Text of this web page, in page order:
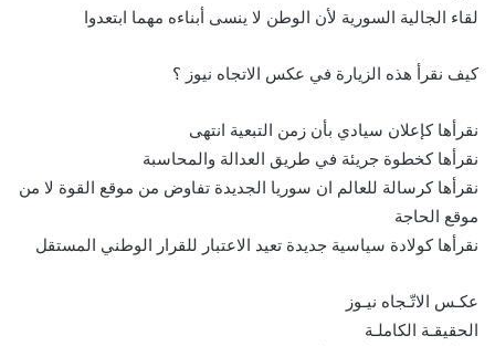
لقاء الجالية السورية لأن الوطن لا ينسى أبناءه مهما ابتعدوا
كيف نقرأ هذه الزيارة في عكس الاتجاه نيوز ؟
نقرأها كإعلان سيادي بأن زمن التبعية انتهى
نقرأها كخطوة جريئة في طريق العدالة والمحاسبة
نقرأها كرسالة للعالم ان سوريا الجديدة تفاوض من موقع القوة لا من
موقع الحاجة
نقرأها كولادة سياسية جديدة تعيد الاعتبار للقرار الوطني المستقل
عكـس الاتّـجاه نيـوز
الحقيقـة الكاملـة